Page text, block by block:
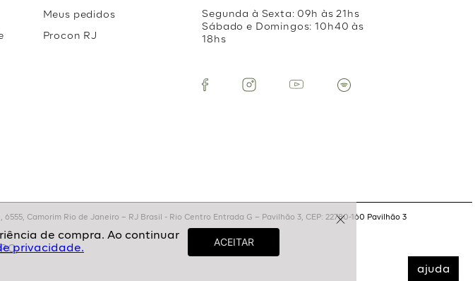
ajuda
privacidade.
Meus pedidos
Procon RJ
Segunda à Sexta: 09h às 21hs
Sábado e Domingos: 10h40 às
18hs
Camorim Rio de Janeiro – RJ Brasil - Rio Centro Entrada G – Pavilhão 3, CEP: 22780-160 Pavilhão 3